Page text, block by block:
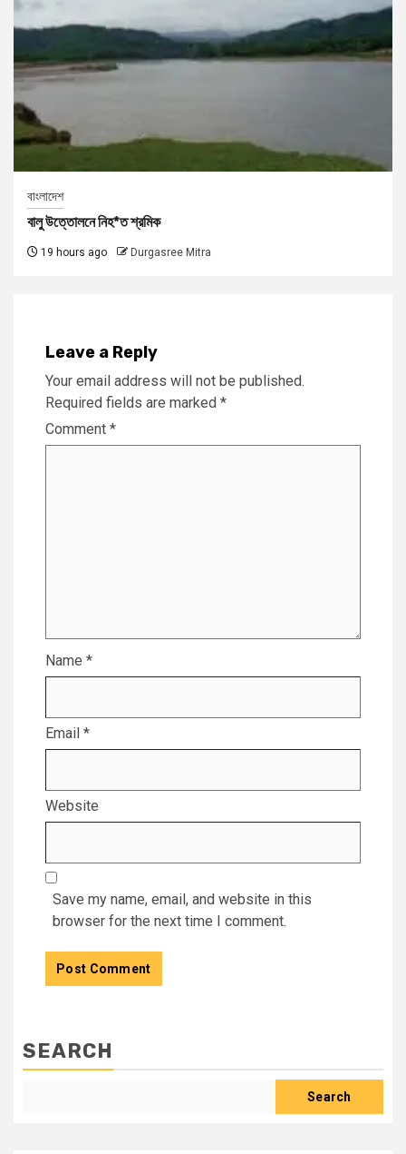
বাংলাদেশ
বালু উত্তোলনে নিহ*ত শ্রমিক
19 hours ago Durgasree Mitra
Leave a Reply
Your email address will not be published.
Required fields are marked *
Comment *
Name *
Email *
Website
Save my name, email, and website in this
browser for the next time I comment.
SEARCH
Search